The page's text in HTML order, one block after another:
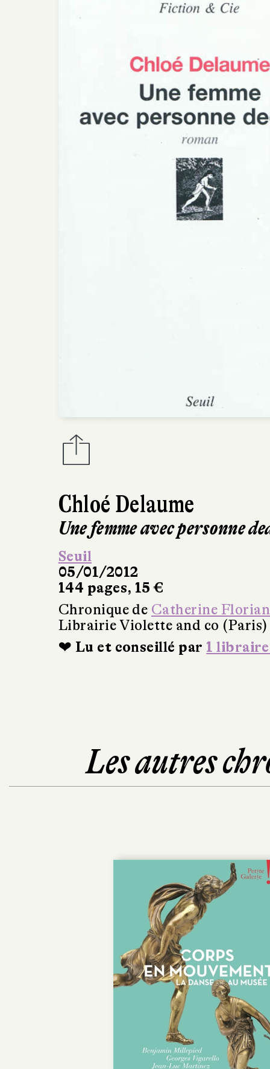
Chloé Delaume
Une femme avec personne
Seuil
05/01/2012
144 pages, 15 €
Chronique de Catherine Florian
Librairie Violette and co (Paris)
❤ Lu et conseillé par 1
Les autres
Previous